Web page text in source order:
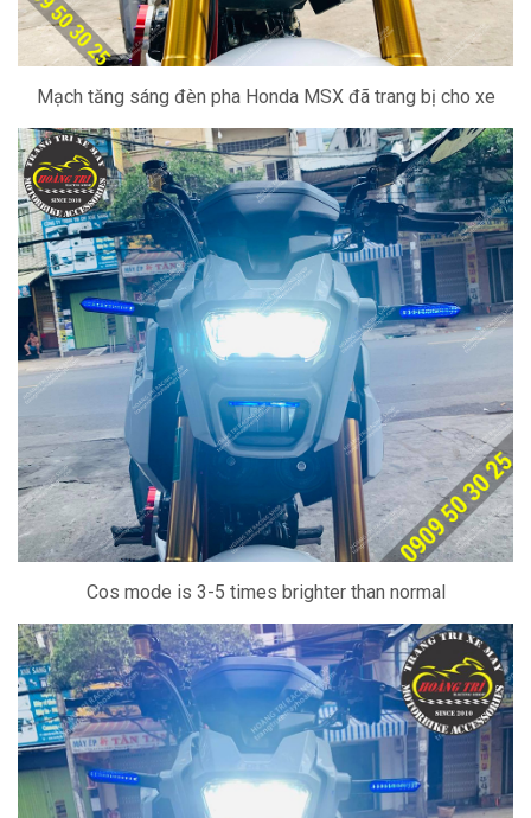
Mạch tăng sáng đèn pha Honda MSX đã trang bị cho xe
Cos mode is 3-5 times brighter than normal